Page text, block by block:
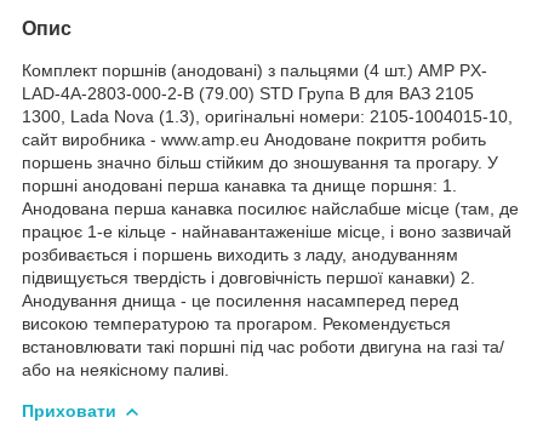
Опис
Комплект поршнів (анодовані) з пальцями (4 шт.) AMP PX-
LAD-4A-2803-000-2-B (79.00) STD Група B для ВАЗ 2105
1300, Lada Nova (1.3), оригінальні номери: 2105-1004015-10,
сайт виробника - www.amp.eu Анодоване покриття робить
поршень значно більш стійким до зношування та прогару. У
поршні анодовані перша канавка та днище поршня: 1.
Анодована перша канавка посилює найслабше місце (там, де
працює 1-е кільце - найнавантаженіше місце, і воно зазвичай
розбивається і поршень виходить з ладу, анодуванням
підвищується твердість і довговічність першої канавки) 2.
Анодування днища - це посилення насамперед перед
високою температурою та прогаром. Рекомендується
встановлювати такі поршні під час роботи двигуна на газі та/
або на неякісному паливі.
Приховати